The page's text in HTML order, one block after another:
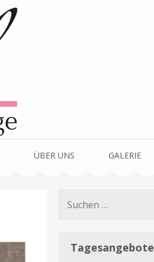
ÜBER UNS GALERIE
Suchen
Tagesangebote